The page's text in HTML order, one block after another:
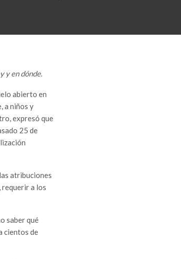
y en dónde.
abierto en
a niños y
expresó que
25 de
atribuciones
requerir a los
saber qué
cientos de